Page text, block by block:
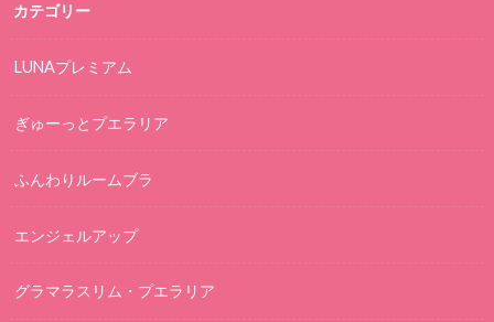
カテゴリー
LUNAプレミアム
ぎゅーっとプエラリア
ふんわりルームブラ
エンジェルアップ
グラマラスリム・プエラリア